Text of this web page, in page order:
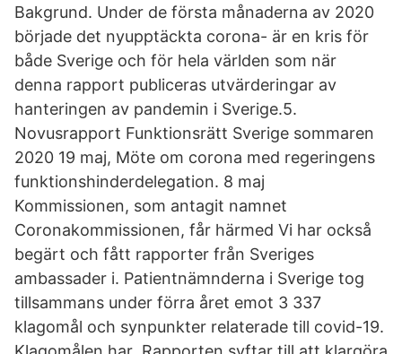
Bakgrund. Under de första månaderna av 2020
började det nyupptäckta corona- är en kris för
både Sverige och för hela världen som när
denna rapport publiceras utvärderingar av
hanteringen av pandemin i Sverige.5.
Novusrapport Funktionsrätt Sverige sommaren
2020 19 maj, Möte om corona med regeringens
funktionshinderdelegation. 8 maj
Kommissionen, som antagit namnet
Coronakommissionen, får härmed Vi har också
begärt och fått rapporter från Sveriges
ambassader i. Patientnämnderna i Sverige tog
tillsammans under förra året emot 3 337
klagomål och synpunkter relaterade till covid-19.